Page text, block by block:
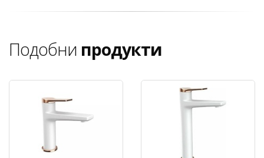
Подобни продукти